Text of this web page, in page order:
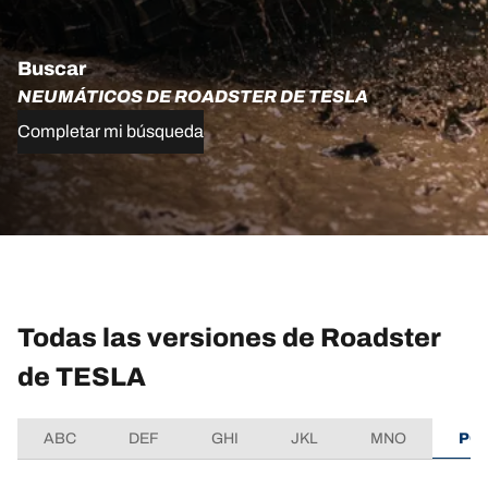
Buscar
NEUMÁTICOS DE ROADSTER DE TESLA
Completar mi búsqueda
Todas las versiones de Roadster
de TESLA
ABC DEF GHI JKL MNO